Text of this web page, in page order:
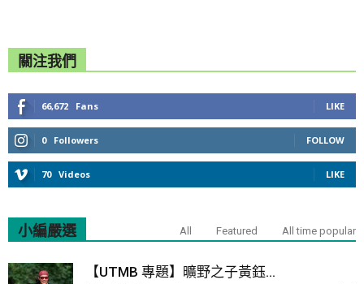
關注我們
66,672 Fans LIKE
0 Followers FOLLOW
70 Videos LIKE
小編嚴選 All Featured All time popular
【UTMB 專題】曠野之子黃鈺...